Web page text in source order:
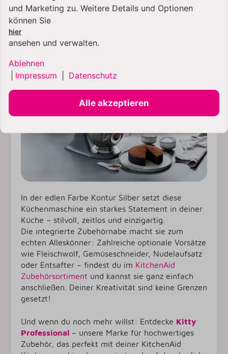
KitchenAid Küchenmaschine
in der Farbe Kontur Silber
In der edlen Farbe Kontur Silber setzt diese
Küchenmaschine ein starkes Statement in deiner
Küche – stilvoll, zeitlos und einzigartig.
Die integrierte Zubehörnabe macht sie zum
echten Alleskönner: Zahlreiche optionale Vorsätze
wie Fleischwolf, Gemüseschneider, Nudelaufsatz
oder Entsafter – findest du im KitchenAid
Zubehörsortiment und kannst sie ganz einfach
anschließen. Deiner Kreativität sind keine Grenzen
gesetzt!
Und wenn du noch mehr willst: Entdecke Kitty
Professional – unsere Marke für hochwertiges
Zubehör, das perfekt mit deiner KitchenAid
und Marketing zu. Weitere Details und Optionen
können Sie
hier
ansehen und verwalten.
Ablehnen
Impressum Datenschutz
Alle akzeptieren